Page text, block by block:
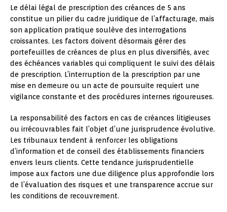
Le délai légal de prescription des créances de 5 ans
constitue un pilier du cadre juridique de l’affacturage, mais
son application pratique soulève des interrogations
croissantes. Les factors doivent désormais gérer des
portefeuilles de créances de plus en plus diversifiés, avec
des échéances variables qui compliquent le suivi des délais
de prescription. L’interruption de la prescription par une
mise en demeure ou un acte de poursuite requiert une
vigilance constante et des procédures internes rigoureuses.
La responsabilité des factors en cas de créances litigieuses
ou irrécouvrables fait l’objet d’une jurisprudence évolutive.
Les tribunaux tendent à renforcer les obligations
d’information et de conseil des établissements financiers
envers leurs clients. Cette tendance jurisprudentielle
impose aux factors une due diligence plus approfondie lors
de l’évaluation des risques et une transparence accrue sur
les conditions de recouvrement.